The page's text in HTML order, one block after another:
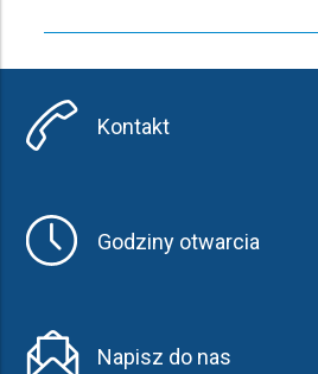
Kontakt
Godziny otwarcia
Napisz do nas